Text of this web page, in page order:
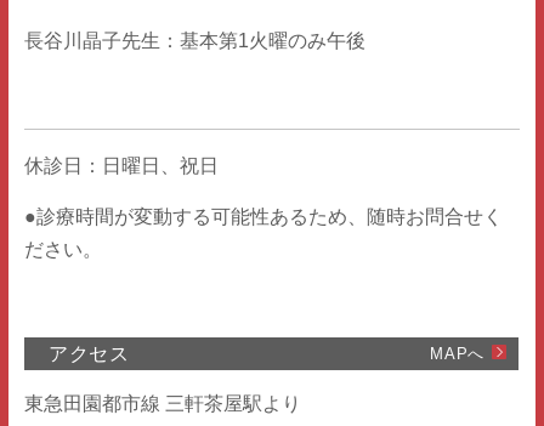
長谷川晶子先生：基本第1火曜のみ午後
休診日：日曜日、祝日
●診療時間が変動する可能性あるため、随時お問合せく
ださい。
アクセス MAPへ
東急田園都市線 三軒茶屋駅より